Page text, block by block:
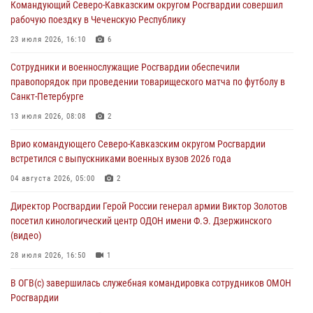
Росгвардейцы провели выставку вооружения для участников сбора
«Гвардеец» в Пензе (видео)
06 августа 2026, 12:00
В Курске росгвардейцы приняли участие в митинге, посвященном
второй годовщине вторжения ВСУ на территорию области
06 августа 2026, 11:56
угрожавшего подростку травматическим пистолетом
06 августа 2026, 11:33
крупная нарколаборатория
Командующий Северо-Кавказским округом Росгвардии совершил
рабочую поездку в Чеченскую Республику
23 июля 2026, 16:10 6
Сотрудники и военнослужащие Росгвардии обеспечили
правопорядок при проведении товарищеского матча по футболу в
Санкт-Петербурге
13 июля 2026, 08:08 2
Врио командующего Северо-Кавказским округом Росгвардии
встретился с выпускниками военных вузов 2026 года
04 августа 2026, 05:00 2
Директор Росгвардии Герой России генерал армии Виктор Золотов
посетил кинологический центр ОДОН имени Ф.Э. Дзержинского
(видео)
28 июля 2026, 16:50 1
В ОГВ(с) завершилась служебная командировка сотрудников ОМОН
Росгвардии